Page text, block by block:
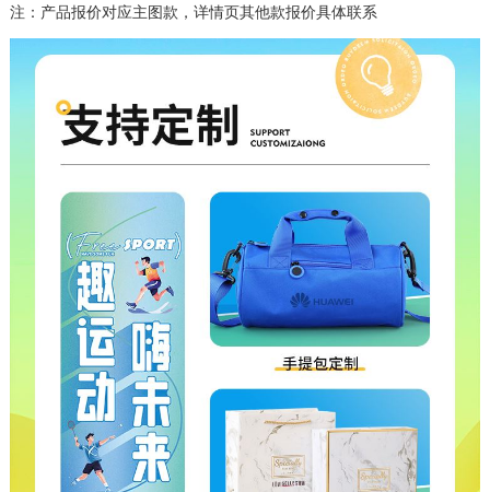
注：产品报价对应主图款，详情页其他款报价具体联系